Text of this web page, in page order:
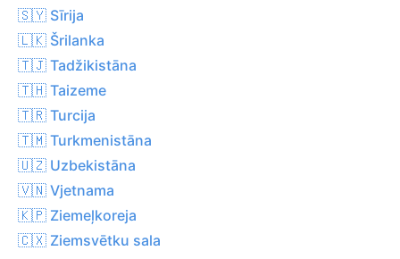
🇸🇾 Sīrija
🇱🇰 Šrilanka
🇹🇯 Tadžikistāna
🇹🇭 Taizeme
🇹🇷 Turcija
🇹🇲 Turkmenistāna
🇺🇿 Uzbekistāna
🇻🇳 Vjetnama
🇰🇵 Ziemeļkoreja
🇨🇽 Ziemsvētku sala